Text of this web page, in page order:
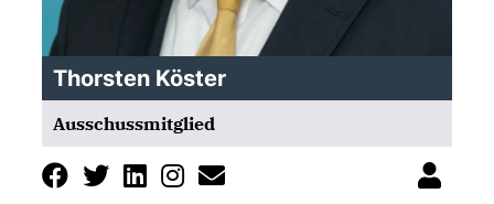
Thorsten Köster
Ausschussmitglied